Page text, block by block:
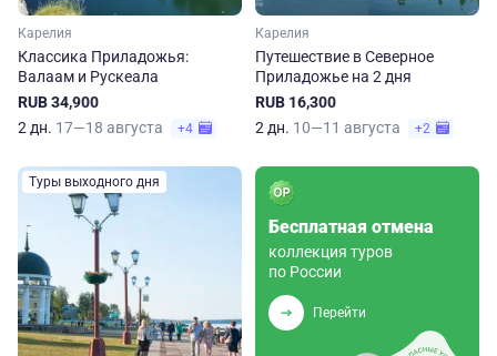
Карелия
Классика Приладожья:
Валаам и Рускеала
RUB 34,900
2 дн. 17—18 августа +4
Карелия
Путешествие в Северное
Приладожье на 2 дня
RUB 16,300
2 дн. 10—11 августа +2
Туры выходного дня
Бесплатная отмена
коллекция туров
по России
Перейти